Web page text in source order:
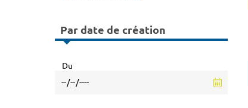
Par date de création
Du